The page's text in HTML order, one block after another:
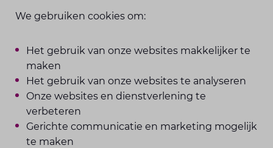
We gebruiken cookies om:
Het gebruik van onze websites makkelijker te
maken
Het gebruik van onze websites te analyseren
Onze websites en dienstverlening te
verbeteren
Gerichte communicatie en marketing mogelijk
te maken